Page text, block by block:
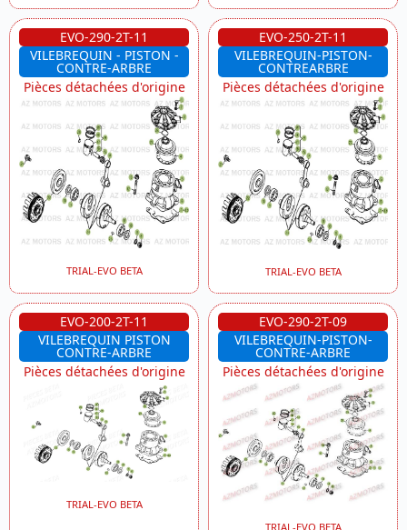
EVO-290-2T-11
VILEBREQUIN - PISTON -
CONTRE-ARBRE
Pièces détachées d'origine
TRIAL-EVO BETA
EVO-250-2T-11
VILEBREQUIN-PISTON-
CONTREARBRE
Pièces détachées d'origine
TRIAL-EVO BETA
EVO-200-2T-11
VILEBREQUIN PISTON
CONTRE-ARBRE
Pièces détachées d'origine
TRIAL-EVO BETA
EVO-290-2T-09
VILEBREQUIN-PISTON-
CONTRE-ARBRE
Pièces détachées d'origine
TRIAL-EVO BETA